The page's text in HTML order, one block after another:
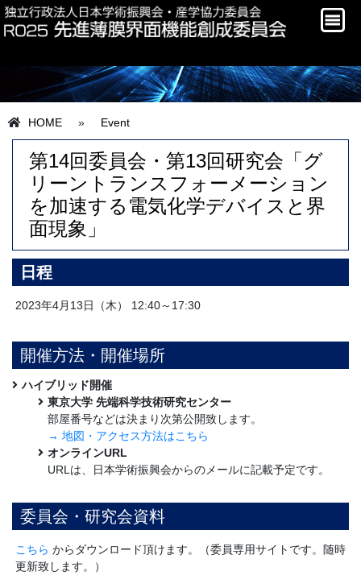
HOME » Event
第14回委員会・第13回研究会「グ
リーントランスフォーメーション
を加速する電気化学デバイスと界
面現象」
日程
2023年4月13日（木） 12:40～17:30
開催方法・開催場所
ハイブリッド開催
東京大学 先端科学技術研究センター
部屋番号などは決まり次第公開致します。
→ 地図・アクセス方法はこちら
オンラインURL
URLは、日本学術振興会からのメールに記載予定です。
委員会・研究会資料
こちら からダウンロード頂けます。（委員専用サイトです。随時
更新致します。）